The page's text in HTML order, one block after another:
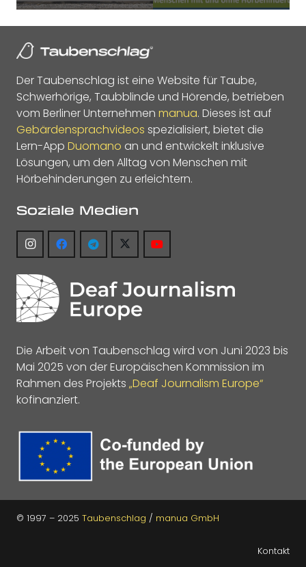
Der Taubenschlag ist eine Website für Taube,
Schwerhörige, Taubblinde und Hörende, betrieben
vom Berliner Unternehmen manua. Dieses ist auf
Gebärdensprachvideos spezialisiert, bietet die
Lern-App Duomano an und entwickelt inklusive
Lösungen, um den Alltag von Menschen mit
Hörbehinderungen zu erleichtern.
Soziale Medien
Die Arbeit von Taubenschlag wird von Juni 2023 bis
Mai 2025 von der Europäischen Kommission im
Rahmen des Projekts „Deaf Journalism Europe“
kofinanziert.
© 1997 – 2025 Taubenschlag / manua GmbH
Kontakt